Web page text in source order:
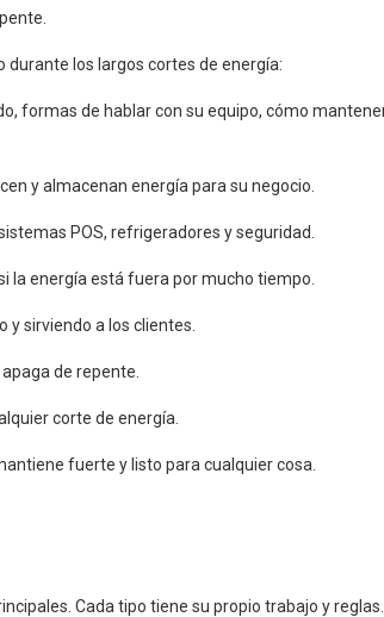
los largos cortes de energía:
formas de hablar con su equipo, cómo
y almacenan energía para su negocio.
POS, refrigeradores y seguridad.
la energía está fuera por mucho tiempo.
y sirviendo a los clientes.
de repente.
corte de energía.
fuerte y listo para cualquier cosa.
Cada tipo tiene su propio trabajo y